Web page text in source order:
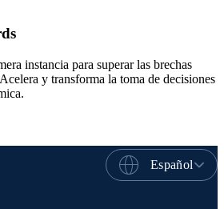
instancia para superar las brechas
y transforma la toma de decisiones
Español